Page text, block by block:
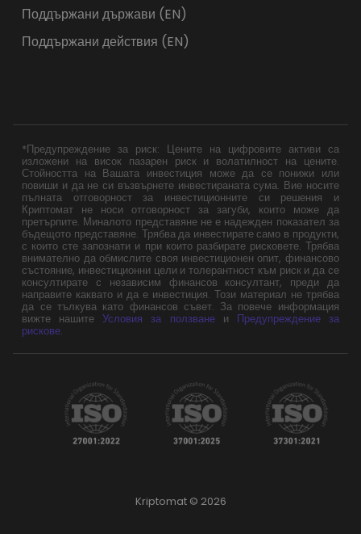
Поддържани държави (EN)
Поддържани действия (EN)
*Предупреждение за риск: Цените на цифровите активи са
изложени на висок пазарен риск и волатилност на цените.
Стойността на Вашата инвестиция може да се понижи или
повиши и да не си възвърнете инвестираната сума. Вие носите
пълната отговорност за инвестиционните си решения и
Криптомат не носи отговорност за загуби, които може да
претърпите. Миналото представяне не е надежден показател за
бъдещото представяне. Трябва да инвестирате само в продукти,
с които сте запознати и при които разбирате рисковете. Трябва
внимателно да обмислите своя инвестиционен опит, финансово
състояние, инвестиционни цели и толерантност към риск и да се
консултирате с независим финансов консултант, преди да
направите каквато и да е инвестиция. Този материал не трябва
да се тълкува като финансов съвет. За повече информация
вижте нашитеУсловия за ползванеи Предупреждение за
рискове.
Kriptomat © 2026